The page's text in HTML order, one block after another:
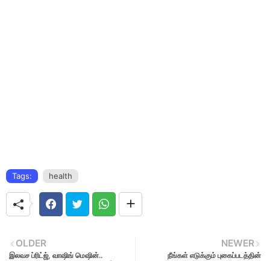
Tags: health
NEWER
நீங்கள் எடுக்கும் புகைப்படத்தின்
OLDER
இலவச ப்ரிட்ஜ், வாஷிங் மெஷின்..